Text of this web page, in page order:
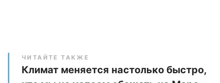
ЧИТАЙТЕ ТАКЖЕ
Климат меняется настолько быстро,